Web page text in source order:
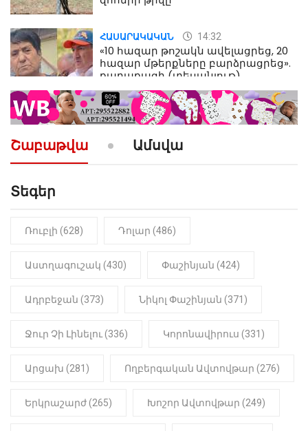
ՀԱՍԱՐԱԿԱԿԱՆ 14:32
«10 հազար թոշակն ավելացրեց, 20
հազար մթերքները բարձրացրեց».
քաղաքացի (տեսանյութ)
ՔԱՂԱՔԱԿԱՆ 10:52
«Լեզվիդ տալու փոխարեն
արտաբերիր այս երկու
նախադասությունը»․ Իշխան
Նիկոլ Փաշինյան
ԻՐԱԴԱՐՁԱՅԻՆ 22:01
մանկապղծության համար
մարմինը
Շաբաթվա Ամսվա
Տեգեր
Ռուբլի (628) Դոլար (486)
Աստղագուշակ (430) Փաշինյան (424)
Ադրբեջան (373) Նիկոլ Փաշինյան (371)
Ջուր Չի Լինելու (336) Կորոնավիրուս (331)
Արցախ (281) Ողբերգական Ավտովթար (276)
Երկրաշարժ (265) Խոշոր Ավտովթար (249)